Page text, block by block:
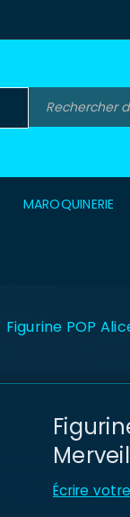
MAROQUINERIE
Figurine POP
Écrire